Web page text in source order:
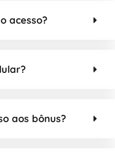
acesso?
aos bônus?